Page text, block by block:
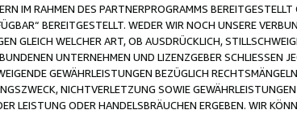
IM RAHMEN DES PARTNERPROGRAMMS BEREITGESTELLT
BEREITGESTELLT. WEDER WIR NOCH UNSERE
GLEICH WELCHER ART, OB AUSDRÜCKLICH,
UNTERNEHMEN UND LIZENZGEBER SCHLIESSEN
GEWÄHRLEISTUNGEN BEZÜGLICH
NICHTVERLETZUNG SOWIE
LEISTUNG ODER HANDELSBRÄUCHEN ERGEBEN. WIR